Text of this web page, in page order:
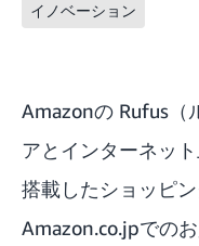
イノベーション
Amazonの Rufus（
アとインターネッ
搭載したショッピ
Amazon.co.jpでの